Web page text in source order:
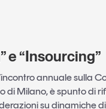
e “Insourcing”
annuale sulla
di Milano, è spunto di
su dinamiche